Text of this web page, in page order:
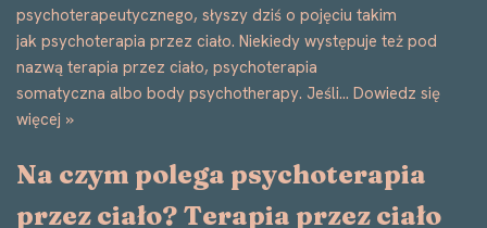
Na czym polega psychoterapia
przez ciało? Terapia przez ciało
Łódź